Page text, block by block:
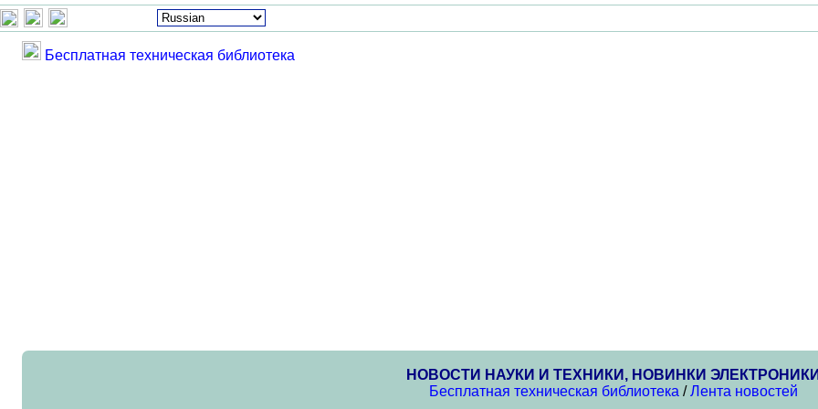
Бесплатная техническая библиотека
НОВОСТИ НАУКИ И ТЕХНИКИ, НОВИНКИ
Бесплатная техническая библиотека /Лента новостей